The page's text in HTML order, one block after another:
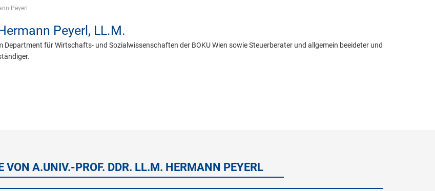
Peyerl
Peyerl, LL.M.
Department für Wirtschafts- und Sozialwissenschaften der BOKU Wien sowie Steuerberater und allgemein beeideter und
VON A.UNIV.-PROF. DDR. LL.M. HERMANN PEYERL